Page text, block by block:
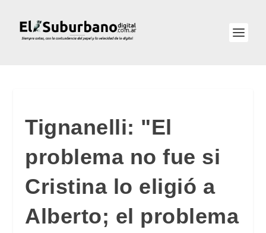
Tignanelli: "El
problema no fue si
Cristina lo eligió a
Alberto; el problema